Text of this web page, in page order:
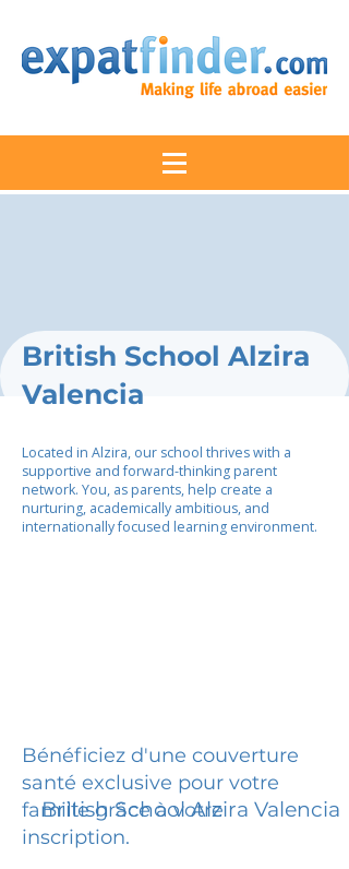
British School Alzira
Valencia
Located in Alzira, our school thrives with a
supportive and forward-thinking parent
network. You, as parents, help create a
nurturing, academically ambitious, and
internationally focused learning environment.
Bénéficiez d'une couverture
santé exclusive pour votre
famille grâce à votre
inscription.
British School Alzira Valencia